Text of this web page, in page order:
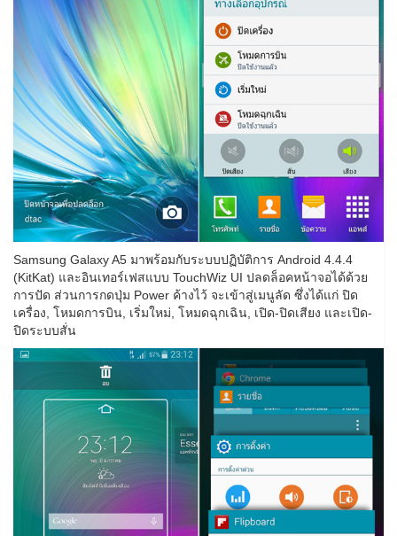
Samsung Galaxy A5 มาพร้อมกับระบบปฏิบัติการ Android 4.4.4
(KitKat) และอินเทอร์เฟสแบบ TouchWiz UI ปลดล็อคหน้าจอได้ด้วย
การปัด ส่วนการกดปุ่ม Power ค้างไว้ จะเข้าสู่เมนูลัด ซึ่งได้แก่ ปิด
เครื่อง, โหมดการบิน, เริ่มใหม่, โหมดฉุกเฉิน, เปิด-ปิดเสียง และเปิด-
ปิดระบบสั่น